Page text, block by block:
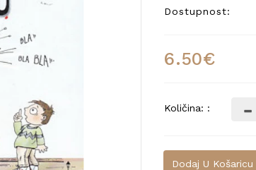
Dostupnost:
6.50€
Količina: :
Dodaj U Košaricu